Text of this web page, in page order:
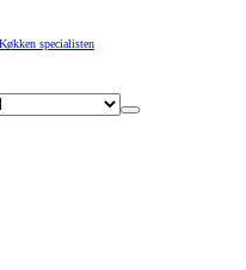
specialisten